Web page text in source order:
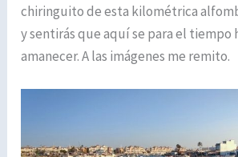
chiringuito de esta kilométrica
y sentirás que aquí se para el tiempo
amanecer. A las imágenes me remito.